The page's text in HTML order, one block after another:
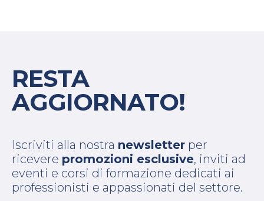
RESTA
AGGIORNATO!
Iscriviti alla nostra newsletter per
ricevere promozioni esclusive, inviti ad
eventi e corsi di formazione dedicati ai
professionisti e appassionati del settore.